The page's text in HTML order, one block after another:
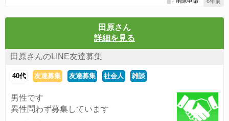
田原さん
詳細を見る
田原さんのLINE友達募集
40代 友達募集 友達募集 社会人 雑談
男性です
異性問わず募集しています